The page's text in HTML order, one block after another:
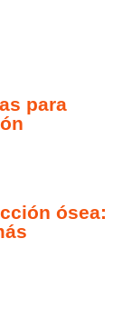
para
ósea: